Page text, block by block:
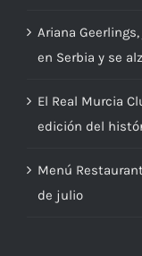
Ariana
en Serbia y se
El Real Murcia
edición del
Menú
de julio